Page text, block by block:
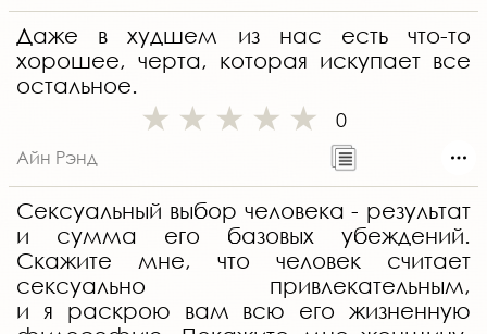
Даже в худшем из нас есть что-то
хорошее, черта, которая искупает все
остальное.
0
Айн Рэнд
Сексуальный выбор человека - результат
и сумма его базовых убеждений.
Скажите мне, что человек считает
сексуально привлекательным,
и я раскрою вам всю его жизненную